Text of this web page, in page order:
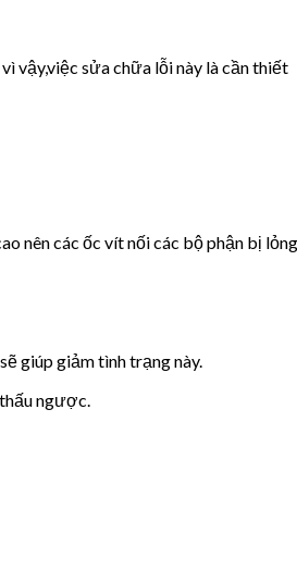
vậy,việc sửa chữa lỗi này là cần thiết
nên các ốc vít nối các bộ phận bị
giúp giảm tình trạng này.
ngược.